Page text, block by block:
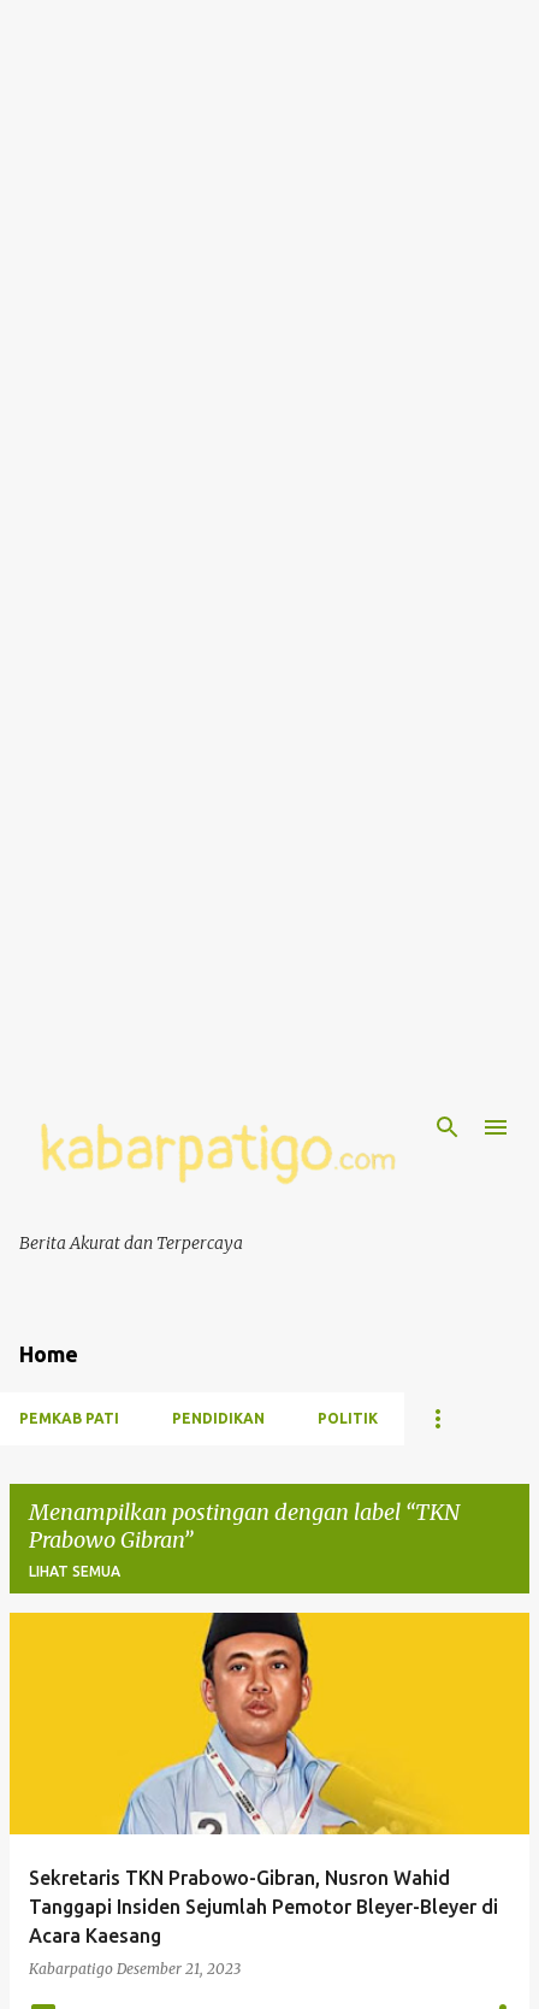
Berita Akurat dan Terpercaya
Home
PEMKAB PATI PENDIDIKAN POLITIK
Menampilkan postingan dengan label TKN
Prabowo Gibran
LIHAT SEMUA
Sekretaris TKN Prabowo-Gibran, Nusron Wahid
Tanggapi Insiden Sejumlah Pemotor Bleyer-Bleyer di
Acara Kaesang
Kabarpatigo Desember 21, 2023